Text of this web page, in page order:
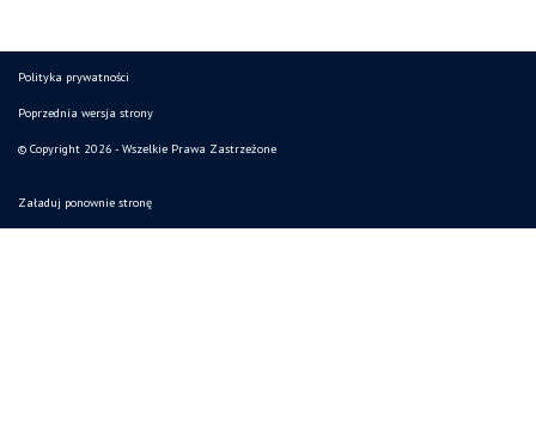
Polityka prywatności
Poprzednia wersja strony
© Copyright 2026 - Wszelkie Prawa Zastrzeżone
Załaduj ponownie stronę